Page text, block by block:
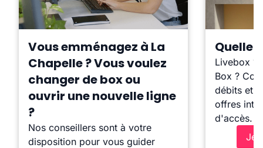
Vous emménagez à La
Chapelle ? Vous voulez
changer de box ou
ouvrir une nouvelle ligne
?
Nos conseillers sont à votre
disposition pour vous guider
Quelle
Livebox ?
Box ?
débits et
offres
d'accès.
Je